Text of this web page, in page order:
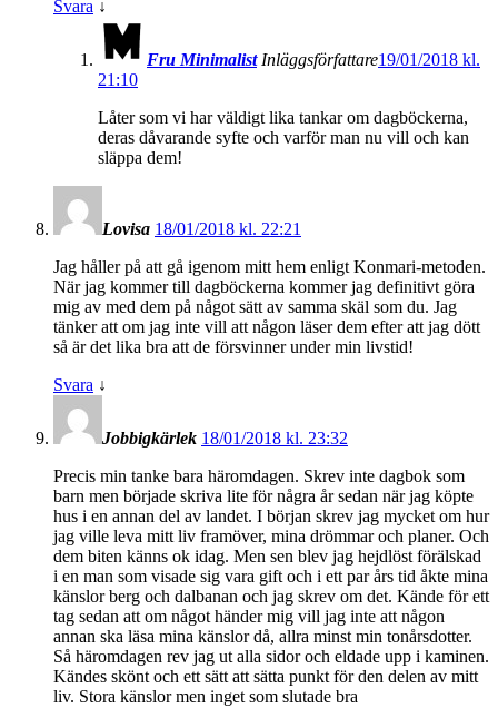
Svara ↓
Fru Minimalist Inläggsförfattare19/01/2018 kl.
21:10
Låter som vi har väldigt lika tankar om dagböckerna,
deras dåvarande syfte och varför man nu vill och kan
släppa dem!
Lovisa 18/01/2018 kl. 22:21
Jag håller på att gå igenom mitt hem enligt Konmari-metoden.
När jag kommer till dagböckerna kommer jag definitivt göra
mig av med dem på något sätt av samma skäl som du. Jag
tänker att om jag inte vill att någon läser dem efter att jag dött
så är det lika bra att de försvinner under min livstid!
Svara ↓
Jobbigkärlek 18/01/2018 kl. 23:32
Precis min tanke bara häromdagen. Skrev inte dagbok som
barn men började skriva lite för några år sedan när jag köpte
hus i en annan del av landet. I början skrev jag mycket om hur
jag ville leva mitt liv framöver, mina drömmar och planer. Och
dem biten känns ok idag. Men sen blev jag hejdlöst förälskad
i en man som visade sig vara gift och i ett par års tid åkte mina
känslor berg och dalbanan och jag skrev om det. Kände för ett
tag sedan att om något händer mig vill jag inte att någon
annan ska läsa mina känslor då, allra minst min tonårsdotter.
Så häromdagen rev jag ut alla sidor och eldade upp i kaminen.
Kändes skönt och ett sätt att sätta punkt för den delen av mitt
liv. Stora känslor men inget som slutade bra